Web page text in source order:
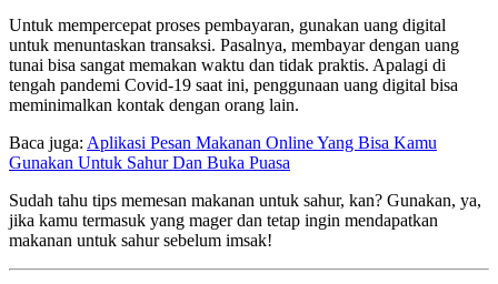
Untuk mempercepat proses pembayaran, gunakan uang digital
untuk menuntaskan transaksi. Pasalnya, membayar dengan uang
tunai bisa sangat memakan waktu dan tidak praktis. Apalagi di
tengah pandemi Covid-19 saat ini, penggunaan uang digital bisa
meminimalkan kontak dengan orang lain.
Baca juga: Aplikasi Pesan Makanan Online Yang Bisa Kamu
Gunakan Untuk Sahur Dan Buka Puasa
Sudah tahu tips memesan makanan untuk sahur, kan? Gunakan, ya,
jika kamu termasuk yang mager dan tetap ingin mendapatkan
makanan untuk sahur sebelum imsak!